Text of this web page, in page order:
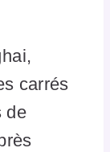
carrés
de